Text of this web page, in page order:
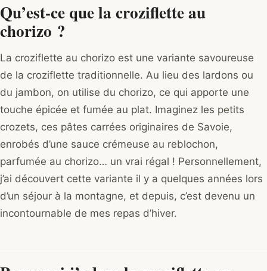
Qu’est-ce que la croziflette au
chorizo ?
La croziflette au chorizo est une variante savoureuse
de la croziflette traditionnelle. Au lieu des lardons ou
du jambon, on utilise du chorizo, ce qui apporte une
touche épicée et fumée au plat. Imaginez les petits
crozets, ces pâtes carrées originaires de Savoie,
enrobés d’une sauce crémeuse au reblochon,
parfumée au chorizo… un vrai régal ! Personnellement,
j’ai découvert cette variante il y a quelques années lors
d’un séjour à la montagne, et depuis, c’est devenu un
incontournable de mes repas d’hiver.